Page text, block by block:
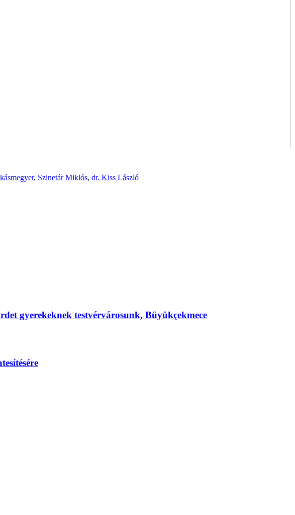
, Szinetár Miklós, dr. Kiss László
gyerekeknek testvérvárosunk, Büyükçekmece